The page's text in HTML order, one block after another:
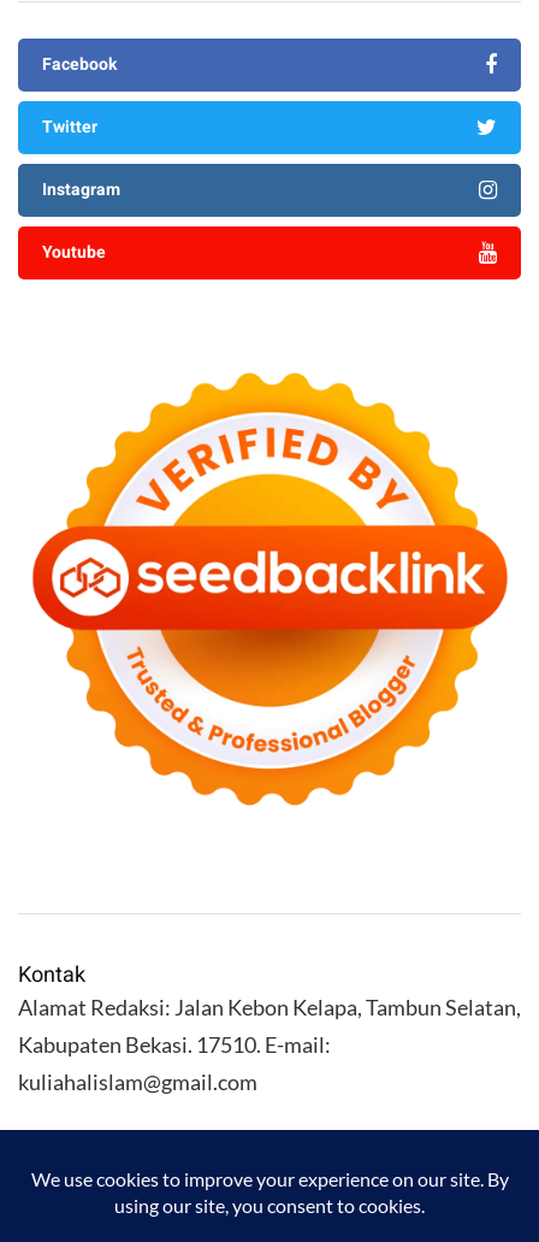
Facebook
Twitter
Instagram
Youtube
Kontak
Alamat Redaksi: Jalan Kebon Kelapa, Tambun Selatan,
Kabupaten Bekasi. 17510. E-mail:
kuliahalislam@gmail.com